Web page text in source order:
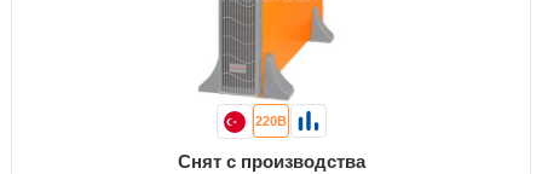
220В
Снят с производства